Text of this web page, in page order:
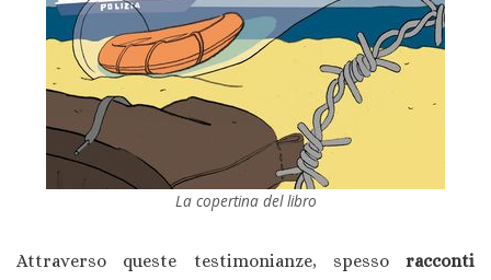
La copertina del libro
Attraverso queste testimonianze, spesso racconti